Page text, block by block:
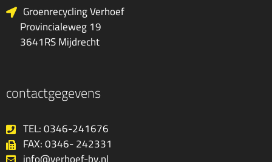
Groenrecycling Verhoef
Provincialeweg 19
3641RS Mijdrecht
contactgegevens
TEL: 0346-241676
FAX: 0346- 242331